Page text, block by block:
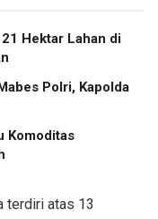
Hektar Lahan di
Polri, Kapolda
Komoditas
terdiri atas 13